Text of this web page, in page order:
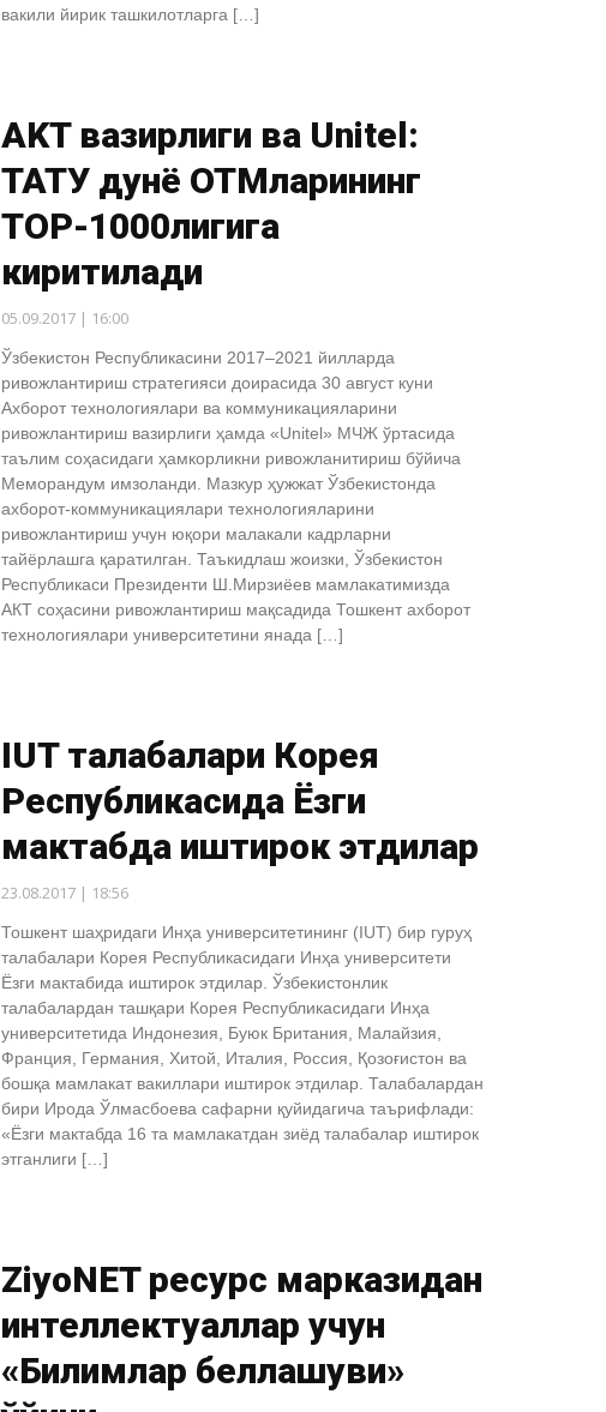
вакили йирик ташкилотларга […]
AKT вазирлиги ва Unitel:
ТАТУ дунё OTMларининг
TOP-1000лигига
киритилади
05.09.2017 | 16:00
Ўзбекистон Республикасини 2017–2021 йилларда
ривожлантириш стратегияси доирасида 30 август куни
Ахборот технологиялари ва коммуникацияларини
ривожлантириш вазирлиги ҳамда «Unitel» МЧЖ ўртасида
таълим соҳасидаги ҳамкорликни ривожланитириш бўйича
Меморандум имзоланди. Мазкур ҳужжат Ўзбекистонда
ахборот-коммуникациялари технологияларини
ривожлантириш учун юқори малакали кадрларни
тайёрлашга қаратилган. Таъкидлаш жоизки, Ўзбекистон
Республикаси Президенти Ш.Мирзиёев мамлакатимизда
АКТ соҳасини ривожлантириш мақсадида Тошкент ахборот
технологиялари университетини янада […]
IUT талабалари Корея
Республикасида Ёзги
мактабда иштирок этдилар
23.08.2017 | 18:56
Тошкент шаҳридаги Инҳа университетининг (IUT) бир гуруҳ
талабалари Корея Республикасидаги Инҳа университети
Ёзги мактабида иштирок этдилар. Ўзбекистонлик
талабалардан ташқари Корея Республикасидаги Инҳа
университетида Индонезия, Буюк Британия, Малайзия,
Франция, Германия, Хитой, Италия, Россия, Қозоғистон ва
бошқа мамлакат вакиллари иштирок этдилар. Талабалардан
бири Ирода Ўлмасбоева сафарни қуйидагича таърифлади:
«Ёзги мактабда 16 та мамлакатдан зиёд талабалар иштирок
этганлиги […]
ZiyoNET ресурс марказидан
интеллектуаллар учун
«Билимлар беллашуви»